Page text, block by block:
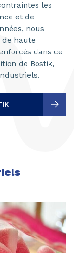
les
et de
nous
haute
dans ce
de Bostik,